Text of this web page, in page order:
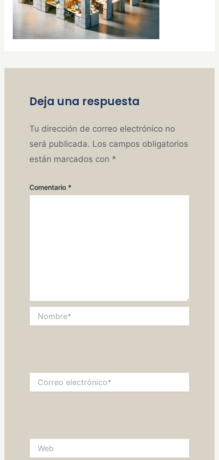
Deja una respuesta
Tu dirección de correo electrónico no
será publicada. Los campos obligatorios
están marcados con *
Comentario *
electrónico*